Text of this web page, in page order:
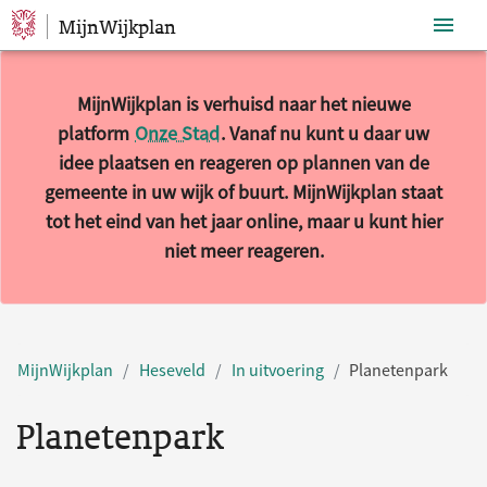
Sla navigatie over
MijnWijkplan
MijnWijkplan is verhuisd naar het nieuwe
platform Onze Stad. Vanaf nu kunt u daar uw
idee plaatsen en reageren op plannen van de
gemeente in uw wijk of buurt. MijnWijkplan staat
tot het eind van het jaar online, maar u kunt hier
niet meer reageren.
MijnWijkplan Heseveld In uitvoering Planetenpark
Planetenpark